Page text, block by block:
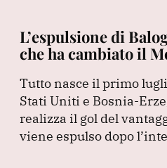
L’espulsione di
che ha cambiato il
Tutto nasce il primo
Stati Uniti e Bosnia-
realizza il gol del
viene espulso dopo